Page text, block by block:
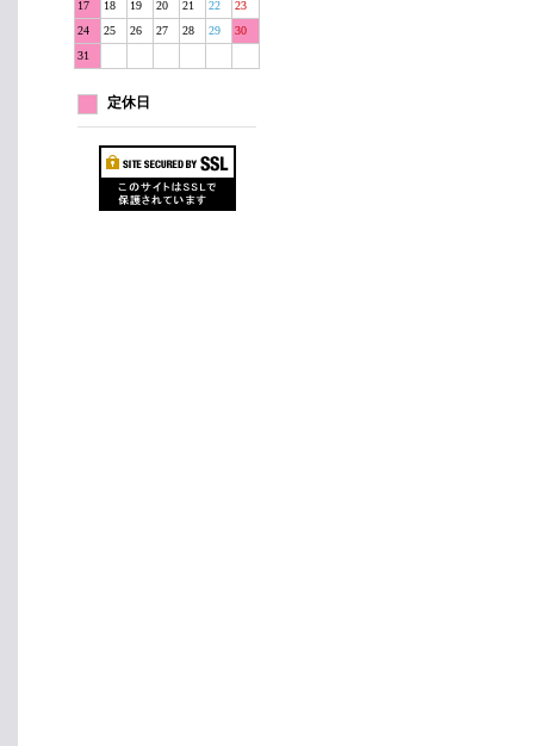
17 18 19 20 21 22
23
24
25 26 27 28 29
30
31
定休日